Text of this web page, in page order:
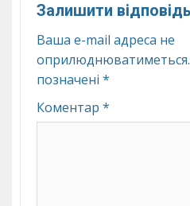
Залишити відповідь
Ваша e-mail адреса не
оприлюднюватиметься.
позначені *
Коментар *